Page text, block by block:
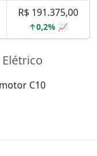
R$ 191.375,00
↑0,2% 📈
Elétrico